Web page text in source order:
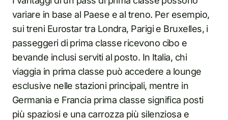
variare in base al Paese e al treno. Per esempio,
sui treni Eurostar tra Londra, Parigi e Bruxelles, i
passeggeri di prima classe ricevono cibo e
bevande inclusi serviti al posto. In Italia, chi
viaggia in prima classe può accedere a lounge
esclusive nelle stazioni principali, mentre in
Germania e Francia prima classe significa posti
più spaziosi e una carrozza più silenziosa e